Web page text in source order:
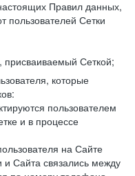
Правил данных,
пользователей Сетки
присваиваемый Сеткой;
которые
пользователем
и в процессе
на Сайте
и Сайта связались между